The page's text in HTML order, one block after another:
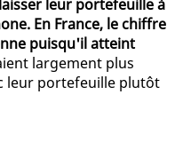
leur portefeuille à
En France, le chiffre
puisqu'il atteint
largement plus
leur portefeuille plutôt